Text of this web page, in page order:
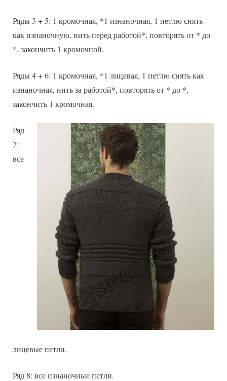
Ряды 3 + 5: 1 кромочная, *1 изнаночная, 1 петлю снять
как изнаночную, нить перед работой*, повторять от * до
*, закончить 1 кромочной.
Ряды 4 + 6: 1 кромочная, *1 лицевая, 1 петлю снять как
изнаночная, нить за работой*, повторять от * до *,
закончить 1 кромочная.
Ряд
7:
все
лицевые петли.
Ряд 8: все изнаночные петли.